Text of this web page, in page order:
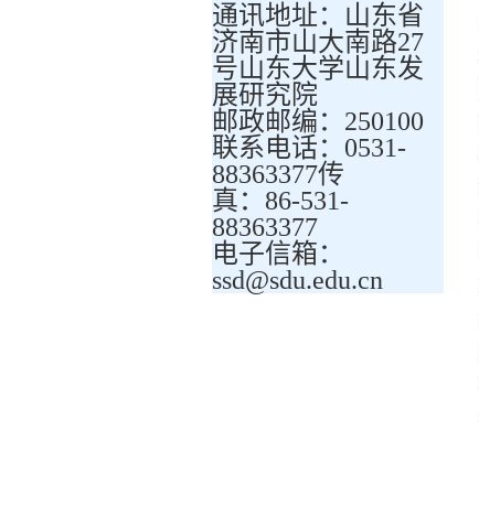
通讯地址：山东省
济南市山大南路27
号山东大学山东发
展研究院
邮政邮编：250100
联系电话：0531-
88363377传
真：86-531-
88363377
电子信箱：
ssd@sdu.edu.cn